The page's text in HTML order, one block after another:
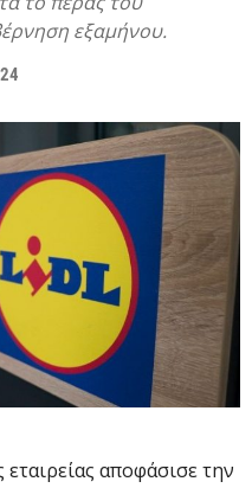
εξαμήνου.
αποφάσισε την